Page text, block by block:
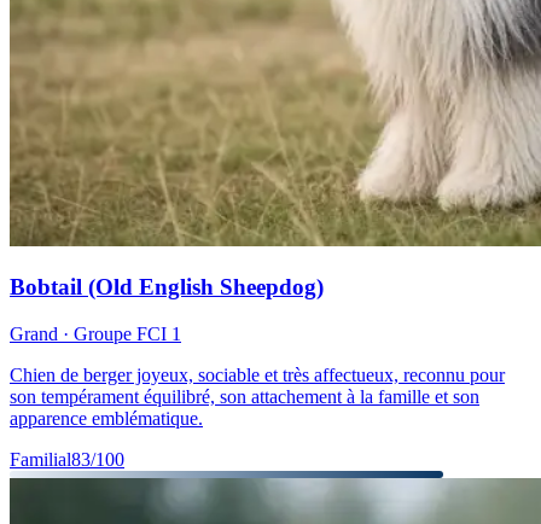
Bobtail (Old English Sheepdog)
Grand · Groupe FCI 1
Chien de berger joyeux, sociable et très affectueux, reconnu pour
son tempérament équilibré, son attachement à la famille et son
apparence emblématique.
Familial83/100